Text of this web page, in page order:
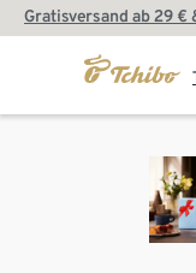
Gratisversand ab 29 €